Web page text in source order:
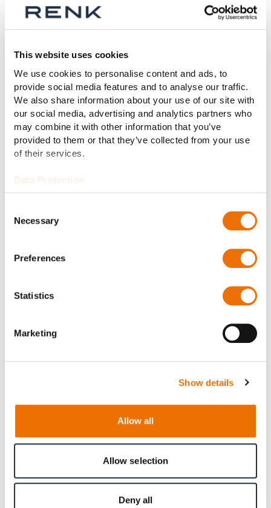
This website uses cookies
We use cookies to personalise content and ads, to
provide social media features and to analyse our traffic.
We also share information about your use of our site with
our social media, advertising and analytics partners who
may combine it with other information that you’ve
provided to them or that they’ve collected from your use
of their services.
Data Protection
Selection
Necessary
Preferences
Statistics
Marketing
Show details
Allow all
Allow selection
Deny all
Air Mobility (AAM)
Innovative PTO-Lösungen helfen, EEDI/EEXI-